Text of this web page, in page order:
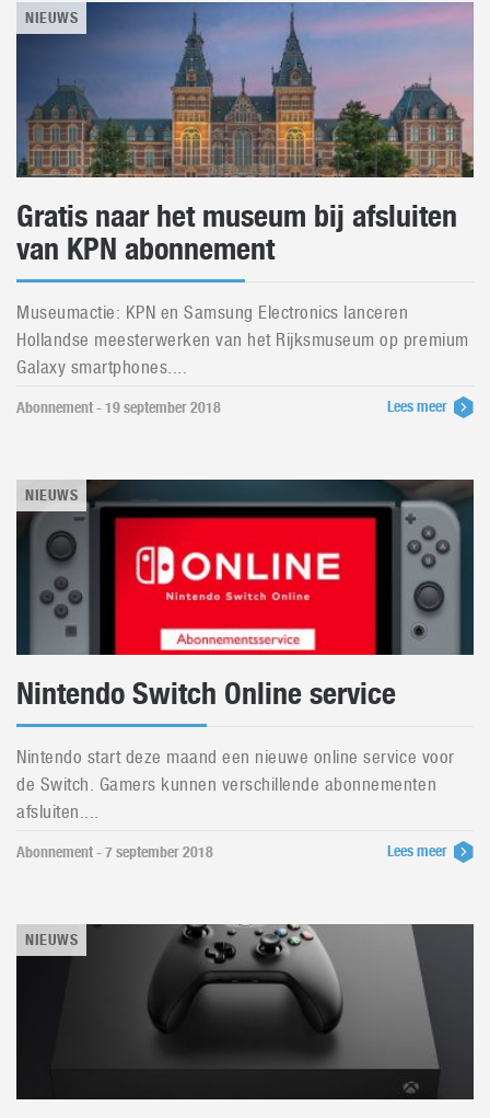
NIEUWS
Gratis naar het museum bij afsluiten
van KPN abonnement
Museumactie: KPN en Samsung Electronics lanceren
Hollandse meesterwerken van het Rijksmuseum op premium
Galaxy smartphones....
Abonnement - 19 september 2018 Lees meer
NIEUWS
Nintendo Switch Online service
Nintendo start deze maand een nieuwe online service voor
de Switch. Gamers kunnen verschillende abonnementen
afsluiten....
Abonnement - 7 september 2018 Lees meer
NIEUWS